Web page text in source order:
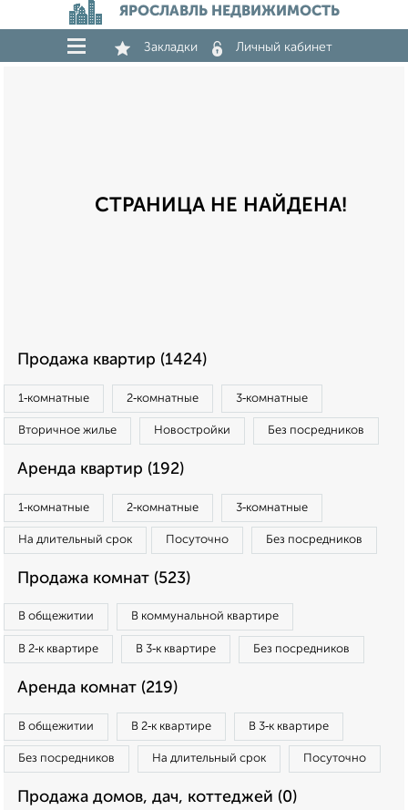
ЯРОСЛАВЛЬ НЕДВИЖИМОСТЬ
Закладки Личный кабинет
СТРАНИЦА НЕ НАЙДЕНА!
Продажа квартир (1424)
1‑комнатные 2‑комнатные 3‑комнатные
Вторичное жилье Новостройки Без посредников
Аренда квартир (192)
1‑комнатные 2‑комнатные 3‑комнатные
На длительный срок Посуточно Без посредников
Продажа комнат (523)
В общежитии В коммунальной квартире
В 2‑к квартире В 3‑к квартире Без посредников
Аренда комнат (219)
В общежитии В 2‑к квартире В 3‑к квартире
Без посредников На длительный срок Посуточно
Продажа домов, дач, коттеджей (0)